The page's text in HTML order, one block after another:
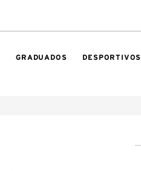
GRADUADOS DESPORTIVOS